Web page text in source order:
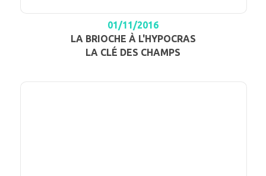
01/11/2016
LA BRIOCHE À L'HYPOCRAS
LA CLÉ DES CHAMPS